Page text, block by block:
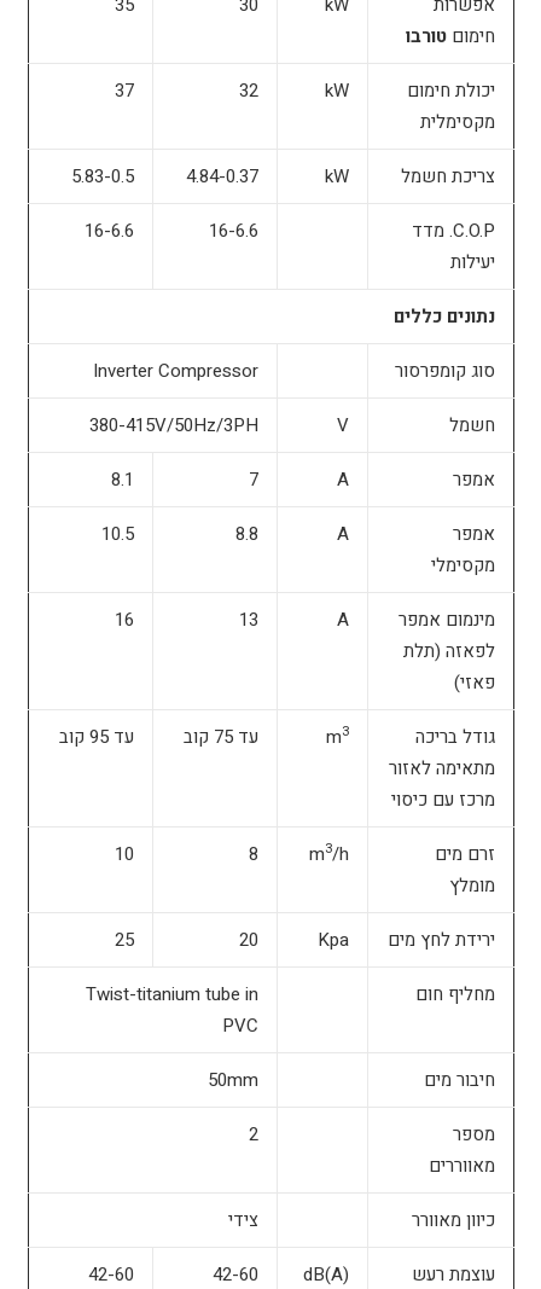
חימוםטורבו
יכולת חימום
מקסימלית
kW
32
37
צריכת חשמל kW
4.84-0.37
5.83-0.5
C.O.P. מדד
יעילות
16-6.6
16-6.6
נתונים כללים
סוג קומפרסור Inverter Compressor
חשמל V
380-415V/50Hz/3PH
אמפר A
7
8.1
אמפר
מקסימלי
A
8.8
10.5
מינמום אמפר
לפאזה (תלת
פאזי)
A
13
16
גודל בריכה
מתאימה לאזור
מרכז עם כיסוי
m3 עד 75 קוב עד 95 קוב
זרם מים
מומלץ
m3/h
8
10
ירידת לחץ מים Kpa
20
25
מחליף חום
Twist-titanium tube in
PVC
חיבור מים 50mm
מספר
מאווררים
2
כיוון מאוורר צידי
עוצמת רעש
dB(A)
42-60
42-60